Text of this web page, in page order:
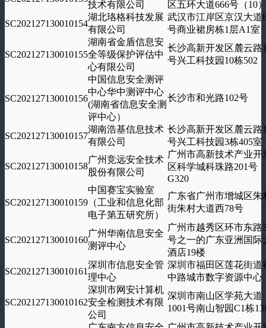
技术有限公司
区五环大道666号（10
SC202127130010154
湖北珞格科技发展
有限公司
武汉市江岸区京汉大道
号商业裙房栋1层A1室
SC202127130010155
湖南省金盾信息安
全等级保护评估中
心有限公司
长沙高新开发区麓云路
号兴工科技园10栋502
SC202127130010156
中国信息安全测评
中心华中测评中心
(湖南省信息安全测
评中心）
长沙市和光路102号
SC202127130010157
湖南浩基信息技术
有限公司
长沙高新开发区麓云路
号兴工科技园3栋405室
SC202127130010158
广州竞远安全技术
股份有限公司
广州市高新技术产业开
区科学城科珠路201号
G320
SC202127130010159
中国赛宝实验室
（工业和信息化部
电子第五研究所）
广东省广州市增城区朱
街朱村大道西78号
SC202127130010160
广州华南信息安全
测评中心
广州市越秀区环市东路
号之一的广东亚洲国际
酒店19楼
SC202127130010161
深圳市信息安全管
理中心
深圳市福田区莲花街道
中路城市数字资源中心
SC202127130010162
深圳市网安计算机
安全检测技术有限
公司
深圳市南山区学苑大道
1001号南山智园C1栋